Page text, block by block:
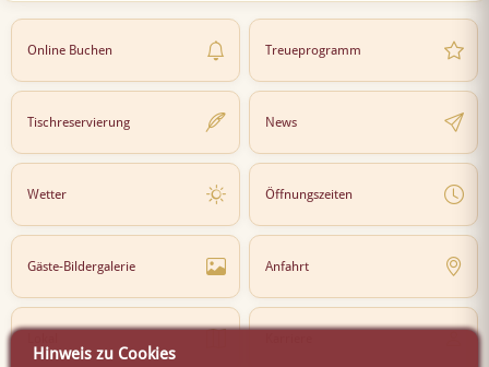
Online Buchen Treueprogramm
Tischreservierung News
Wetter Öffnungszeiten
Gäste-Bildergalerie Anfahrt
Hinweis zu Cookies